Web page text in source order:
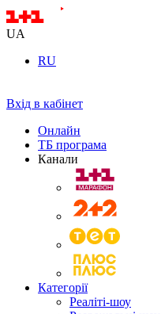
UA
RU
Вхід в кабінет
Онлайн
ТБ програма
Канали
Категорії
Реаліті-шоу